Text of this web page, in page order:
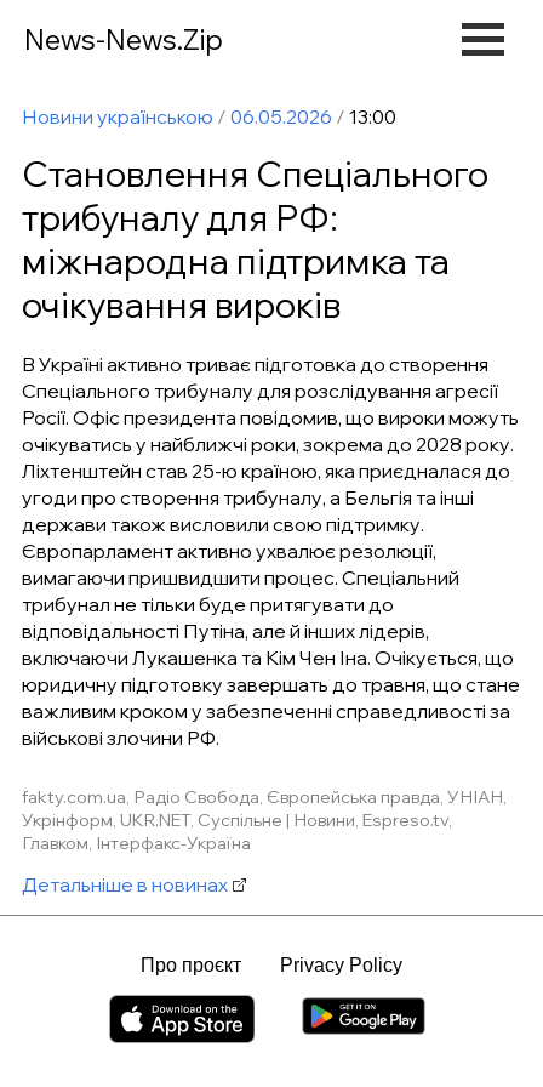
News-News.Zip
Новини українською / 06.05.2026 / 13:00
Становлення Спеціального
трибуналу для РФ:
міжнародна підтримка та
очікування вироків
В Україні активно триває підготовка до створення
Спеціального трибуналу для розслідування агресії
Росії. Офіс президента повідомив, що вироки можуть
очікуватись у найближчі роки, зокрема до 2028 року.
Ліхтенштейн став 25-ю країною, яка приєдналася до
угоди про створення трибуналу, а Бельгія та інші
держави також висловили свою підтримку.
Європарламент активно ухвалює резолюції,
вимагаючи пришвидшити процес. Спеціальний
трибунал не тільки буде притягувати до
відповідальності Путіна, але й інших лідерів,
включаючи Лукашенка та Кім Чен Іна. Очікується, що
юридичну підготовку завершать до травня, що стане
важливим кроком у забезпеченні справедливості за
військові злочини РФ.
fakty.com.ua, Радіо Свобода, Європейська правда, УНІАН,
Укрінформ, UKR.NET, Суспільне | Новини, Espreso.tv,
Главком, Інтерфакс-Україна
Детальніше в новинах
Про проєкт Privacy Policy